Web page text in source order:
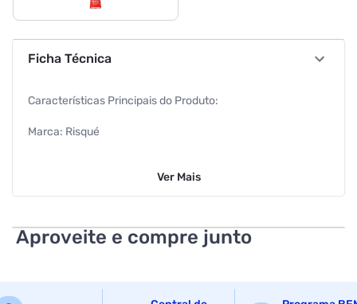
Ficha Técnica
Características Principais do Produto:
Marca: Risqué
Hipoalergênico: Sim
Cor: Último Doritos do Pacote
Ver Mais
Aproveite e compre junto